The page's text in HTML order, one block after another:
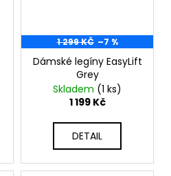
1 299 KČ –7 %
Dámské legíny EasyLift
Grey
Skladem (1 ks)
1 199 Kč
DETAIL